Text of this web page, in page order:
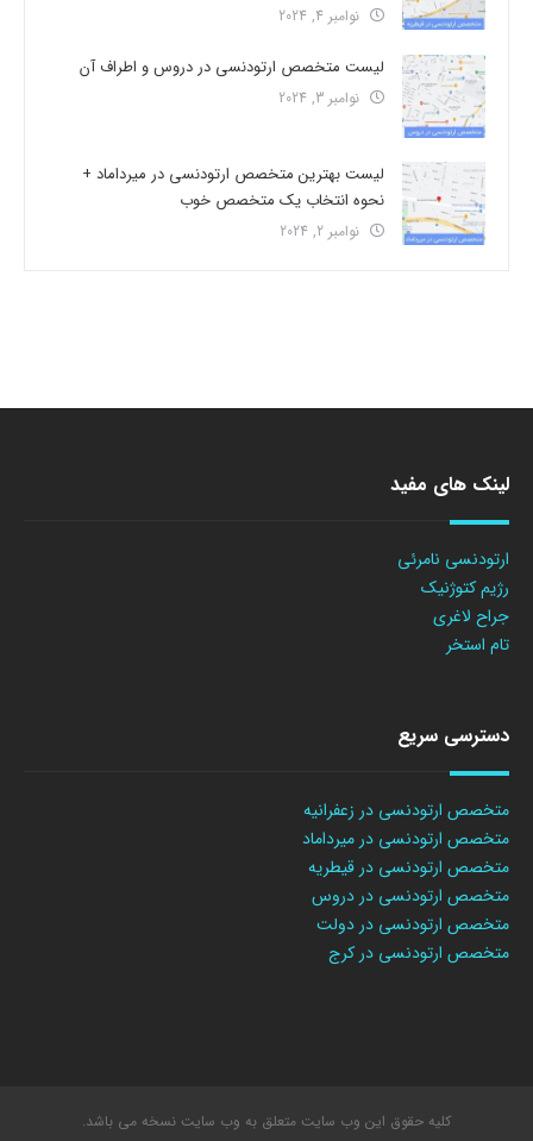
نوامبر 4, 2024
لیست متخصص ارتودنسی در دروس و اطراف آن
نوامبر 3, 2024
لیست بهترین متخصص ارتودنسی در میرداماد +
نحوه انتخاب یک متخصص خوب
نوامبر 2, 2024
لینک های مفید
ارتودنسی نامرئی
رژیم کتوژنیک
جراح لاغری
تام استخر
دسترسی سریع
متخصص ارتودنسی در زعفرانیه
متخصص ارتودنسی در میرداماد
متخصص ارتودنسی در قیطریه
متخصص ارتودنسی در دروس
متخصص ارتودنسی در دولت
متخصص ارتودنسی در کرج
کلیه حقوق این وب سایت متعلق به وب سایت نسخه می باشد.